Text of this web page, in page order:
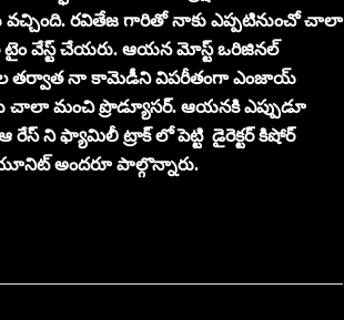
వచ్చింది. రవితేజ గారితో నాకు ఎప్పటినుంచో చాలా
టైం వేస్ట్ చేయరు. ఆయన మోస్ట్ ఒరిజినల్
తర్వాత నా కామెడీని విపరీతంగా ఎంజాయ్
చాలా మంచి ప్రొడ్యూసర్. ఆయనకి ఎప్పుడూ
రేస్ ని ఫ్యామిలీ ట్రాక్ లో పెట్టి డైరెక్టర్ కిషోర్
అందరూ పాల్గొన్నారు.